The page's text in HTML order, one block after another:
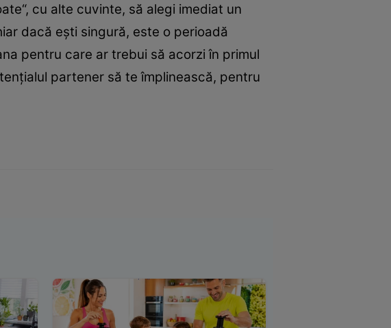
cu alte cuvinte, să alegi imediat un
dacă eşti singură, este o perioadă
pentru care ar trebui să acorzi în primul
partener să te împlinească, pentru